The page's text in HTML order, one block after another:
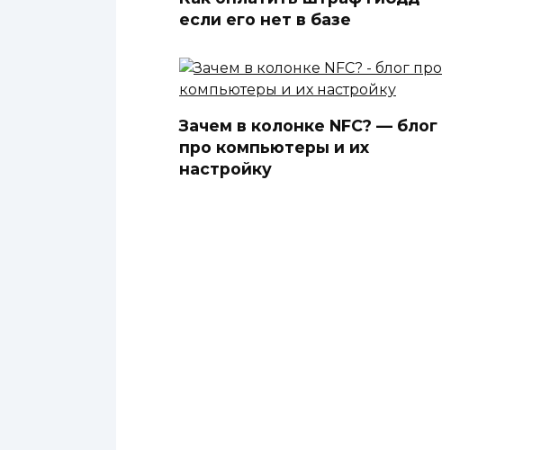
если его нет в базе
Зачем в колонке NFC? — блог
про компьютеры и их
настройку